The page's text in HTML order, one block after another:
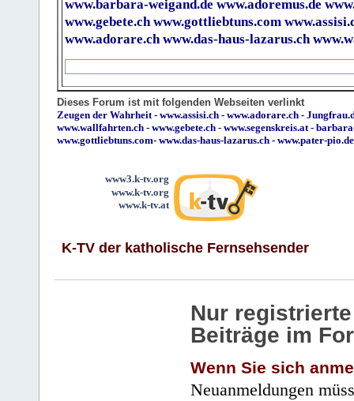
www.barbara-weigand.de www.adoremus.de
www.gebete.ch www.gottliebtuns.com
www.adorare.ch www.das-haus-lazarus.ch
Dieses Forum ist mit folgenden Webseiten verlinkt
Zeugen der Wahrheit- www.assisi.ch - www.adorare.ch -
www.wallfahrten.ch - www.gebete.ch - www.segenskreis.at-
www.gottliebtuns.com- www.das-haus-lazarus.ch - www.pater-pio.de
www3.k-tv.org
www.k-tv.org
www.k-tv.at
K-TV der katholische Fernsehsender
Nur
Beiträge im
Wenn Sie sich
Neuanmeldungen